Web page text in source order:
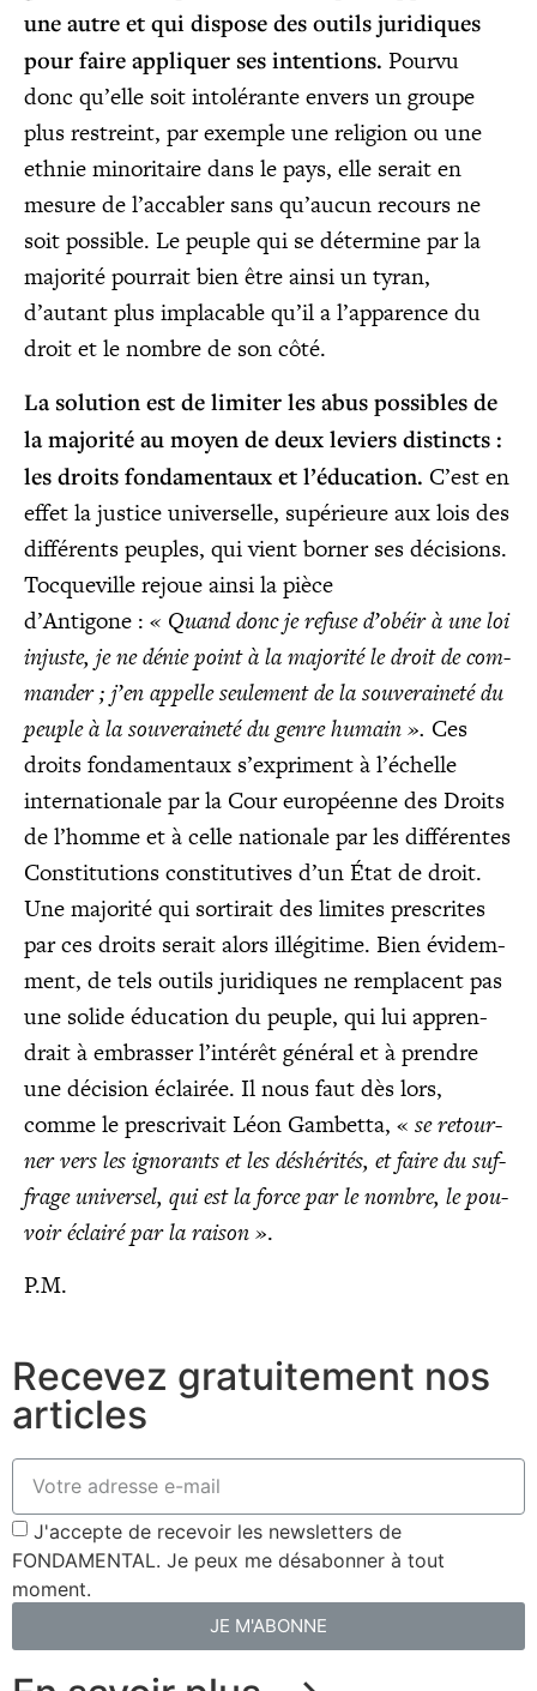
une autre et qui dis­pose des outils juri­diques
pour faire appli­quer ses inten­tions. Pour­vu
donc qu’elle soit into­lé­rante envers un groupe
plus res­treint, par exemple une reli­gion ou une
eth­nie mino­ri­taire dans le pays, elle serait en
mesure de l’accabler sans qu’aucun recours ne
soit pos­sible. Le peuple qui se déter­mine par la
majo­ri­té pour­rait bien être ain­si un tyran,
d’autant plus impla­cable qu’il a l’apparence du
droit et le nombre de son côté.
La solu­tion est de limi­ter les abus pos­sibles de
la majo­ri­té au moyen de deux leviers dis­tincts :
les droits fon­da­men­taux et l’éducation. C’est en
effet la jus­tice uni­ver­selle, supé­rieure aux lois des
dif­fé­rents peuples, qui vient bor­ner ses déci­sions.
Toc­que­ville rejoue ain­si la pièce
d’Antigone : « Quand donc je refuse d’obéir à une loi
injuste, je ne dénie point à la majo­ri­té le droit de com­
man­der ; j’en appelle seule­ment de la sou­ve­rai­ne­té du
peuple à la sou­ve­rai­ne­té du genre humain ». Ces
droits fon­da­men­taux s’expriment à l’échelle
inter­na­tio­nale par la Cour euro­péenne des Droits
de l’homme et à celle natio­nale par les dif­fé­rentes
Consti­tu­tions consti­tu­tives d’un État de droit.
Une majo­ri­té qui sor­ti­rait des limites pres­crites
par ces droits serait alors illé­gi­time. Bien évi­dem­
ment, de tels outils juri­diques ne rem­placent pas
une solide édu­ca­tion du peuple, qui lui appren­
drait à embras­ser l’intérêt géné­ral et à prendre
une déci­sion éclai­rée. Il nous faut dès lors,
comme le pres­cri­vait Léon Gam­bet­ta, « se retour­
ner vers les igno­rants et les déshé­ri­tés, et faire du suf­
frage uni­ver­sel, qui est la force par le nombre, le pou­
voir éclai­ré par la rai­son ».
P.M.
Recevez gratuitement nos
articles
J'accepte de recevoir les newsletters de
FONDAMENTAL. Je peux me désabonner à tout
moment.
JE M'ABONNE